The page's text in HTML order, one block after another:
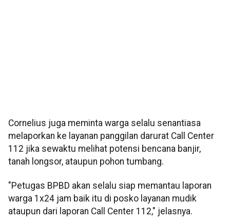
Cornelius juga meminta warga selalu senantiasa
melaporkan ke layanan panggilan darurat Call Center
112 jika sewaktu melihat potensi bencana banjir,
tanah longsor, ataupun pohon tumbang.
"Petugas BPBD akan selalu siap memantau laporan
warga 1x24 jam baik itu di posko layanan mudik
ataupun dari laporan Call Center 112," jelasnya.